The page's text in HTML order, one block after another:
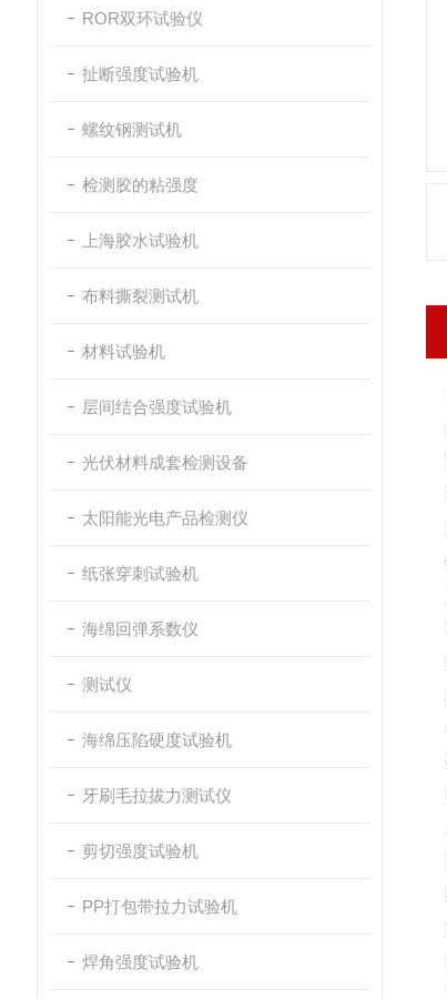
ROR双环试验仪
扯断强度试验机
螺纹钢测试机
检测胶的粘强度
上海胶水试验机
布料撕裂测试机
材料试验机
层间结合强度试验机
光伏材料成套检测设备
太阳能光电产品检测仪
纸张穿刺试验机
海绵回弹系数仪
测试仪
海绵压陷硬度试验机
牙刷毛拉拔力测试仪
剪切强度试验机
PP打包带拉力试验机
焊角强度试验机